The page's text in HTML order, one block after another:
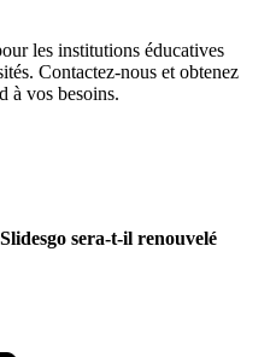
les institutions éducatives
Contactez-nous et obtenez
à vos besoins.
sera-t-il renouvelé